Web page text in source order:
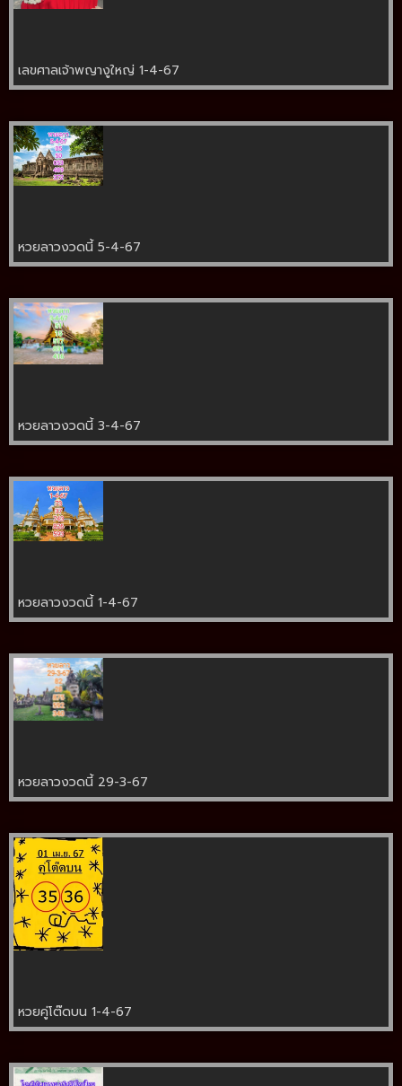
เลขศาลเจ้าพญางูใหญ่ 1-4-67
หวยลาวงวดนี้ 5-4-67
หวยลาวงวดนี้ 3-4-67
หวยลาวงวดนี้ 1-4-67
หวยลาวงวดนี้ 29-3-67
หวยคู่โต๊ดบน 1-4-67